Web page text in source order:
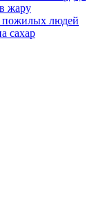
жару
пожилых людей
сахар